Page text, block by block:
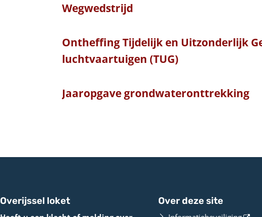
Wegwedstrijd
Ontheffing Tijdelijk en Uitzonderlijk
luchtvaartuigen (TUG)
Jaaropgave grondwateronttrekking
Overijssel loket Over deze site